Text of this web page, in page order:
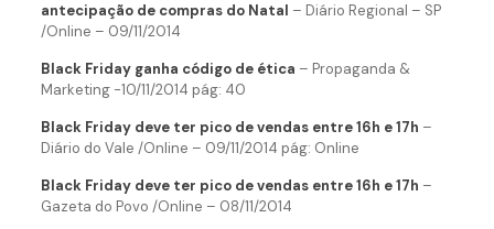
antecipação de compras do Natal – Diário Regional – SP
/Online – 09/11/2014
Black Friday ganha código de ética – Propaganda &
Marketing -10/11/2014 pág: 40
Black Friday deve ter pico de vendas entre 16h e 17h –
Diário do Vale /Online – 09/11/2014 pág: Online
Black Friday deve ter pico de vendas entre 16h e 17h –
Gazeta do Povo /Online – 08/11/2014